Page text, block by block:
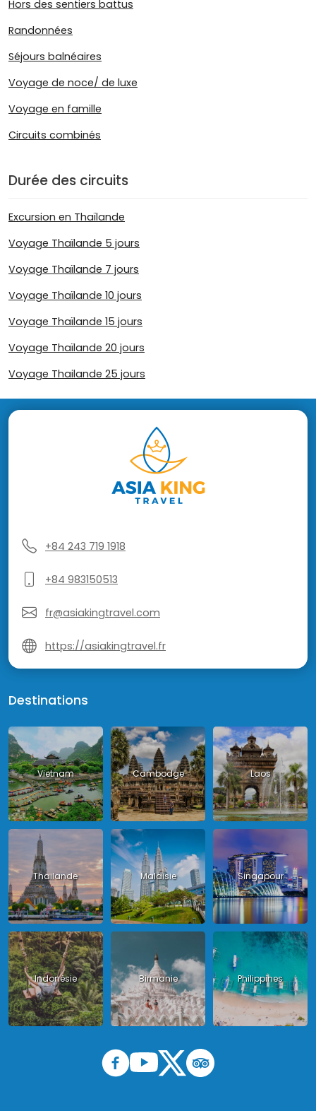
Hors des sentiers battus
Randonnées
Séjours balnéaires
Voyage de noce/ de luxe
Voyage en famille
Circuits combinés
Durée des circuits
Excursion en Thaïlande
Voyage Thaïlande 5 jours
Voyage Thaïlande 7 jours
Voyage Thaïlande 10 jours
Voyage Thaïlande 15 jours
Voyage Thaïlande 20 jours
Voyage Thailande 25 jours
+84 243 719 1918
+84 983150513
fr@asiakingtravel.com
https://asiakingtravel.fr
Destinations
Vietnam Cambodge Laos
Thailande Malaisie Singapour
Indonésie Birmanie Philippines